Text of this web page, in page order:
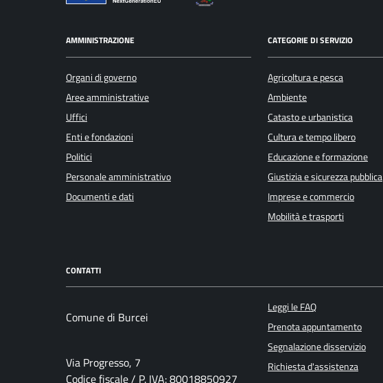
AMMINISTRAZIONE
Organi di governo
Aree amministrative
Uffici
Enti e fondazioni
Politici
Personale amministrativo
Documenti e dati
CATEGORIE DI SERVIZIO
Agricoltura e pesca
Ambiente
Catasto e urbanistica
Cultura e tempo libero
Educazione e formazione
Giustizia e sicurezza pubblica
Imprese e commercio
Mobilità e trasporti
CONTATTI
Comune di Burcei
Via Progresso, 7
Codice fiscale / P. IVA: 80018850927
Leggi le FAQ
Prenota appuntamento
Segnalazione disservizio
Richiesta d'assistenza